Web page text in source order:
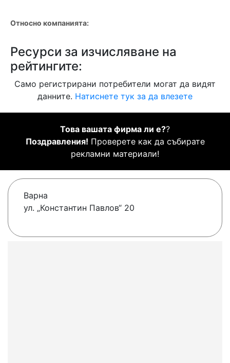
Относно компанията:
Ресурси за изчисляване на
рейтингите:
Само регистрирани потребители могат да видят
данните. Натиснете тук за да влезете
Това вашата фирма ли е??
Поздравления! Проверете как да събирате
рекламни материали!
Варна
ул. „Константин Павлов“ 20